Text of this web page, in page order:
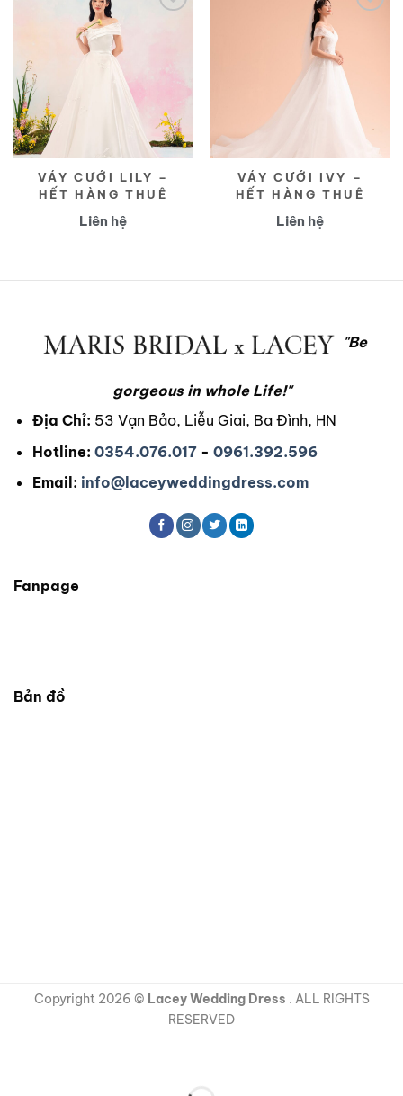
VÁY CƯỚI LILY –
HẾT HÀNG THUÊ
Liên hệ
VÁY CƯỚI IVY –
HẾT HÀNG THUÊ
Liên hệ
"Be
gorgeous in whole Life!"
Địa Chỉ: 53 Vạn Bảo, Liễu Giai, Ba Đình, HN
Hotline: 0354.076.017- 0961.392.596
Email: info@laceyweddingdress.com
Fanpage
Bản đồ
Copyright 2026 © Lacey Wedding Dress . ALL RIGHTS
RESERVED